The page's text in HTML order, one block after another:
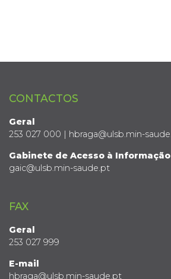
CONTACTOS
Geral
253 027 000 | hbraga@ulsb.min-
Gabinete de Acesso à Informação
gaic@ulsb.min-saude.pt
FAX
Geral
253 027 999
E-mail
hbraga@ulsb.min-saude.pt